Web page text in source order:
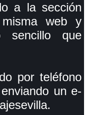
a la sección
web y
sencillo que
por teléfono
un e-